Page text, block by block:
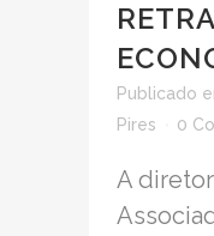
Publicado
Pires
0
A